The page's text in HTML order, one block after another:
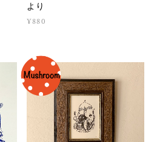
より
¥880